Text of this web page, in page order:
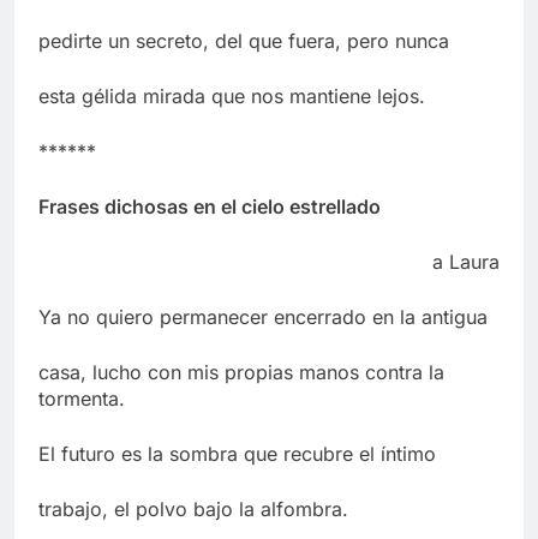
pedirte un secreto, del que fuera, pero nunca
esta gélida mirada que nos mantiene lejos.
******
Frases dichosas en el cielo estrellado
a Laura
Ya no quiero permanecer encerrado en la antigua
casa, lucho con mis propias manos contra la
tormenta.
El futuro es la sombra que recubre el íntimo
trabajo, el polvo bajo la alfombra.